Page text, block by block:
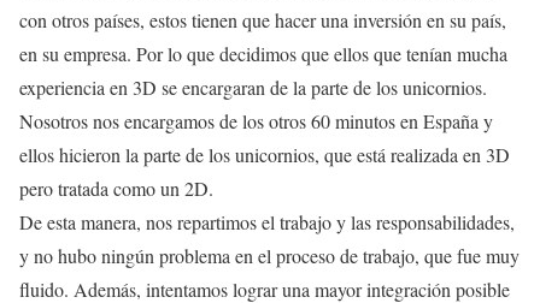
con otros países, estos tienen que hacer una inversión en su país,
en su empresa. Por lo que decidimos que ellos que tenían mucha
experiencia en 3D se encargaran de la parte de los unicornios.
Nosotros nos encargamos de los otros 60 minutos en España y
ellos hicieron la parte de los unicornios, que está realizada en 3D
pero tratada como un 2D.
De esta manera, nos repartimos el trabajo y las responsabilidades,
y no hubo ningún problema en el proceso de trabajo, que fue muy
fluido. Además, intentamos lograr una mayor integración posible